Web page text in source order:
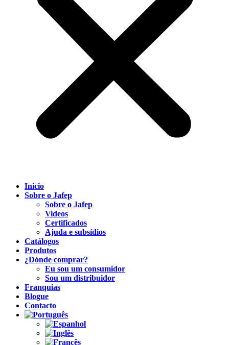
Inicio
Sobre o Jafep
Sobre o Jafep
Videos
Certificados
Ajuda e subsídios
Catálogos
Produtos
¿Dónde comprar?
Eu sou um consumidor
Sou um distribuidor
Franquias
Blogue
Contacto